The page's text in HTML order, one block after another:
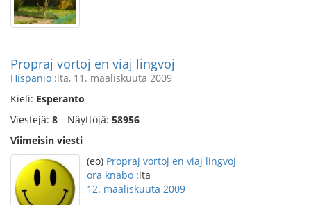
Propraj vortoj en viaj lingvoj
Hispanio :lta, 11. maaliskuuta 2009
Kieli: Esperanto
Viestejä: 8 Näyttöjä: 58956
Viimeisin viesti
(eo) Propraj vortoj en viaj lingvoj
ora knabo :lta
12. maaliskuuta 2009